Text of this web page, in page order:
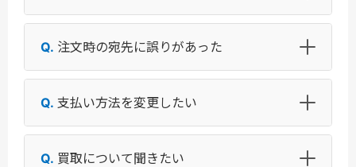
注文時の宛先に誤りがあった
支払い方法を変更したい
買取について聞きたい